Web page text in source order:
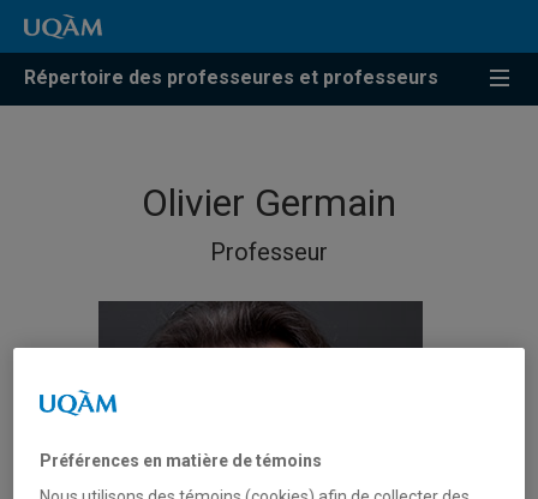
Répertoire des professeures et professeurs
Olivier Germain
Professeur
Préférences en matière de témoins